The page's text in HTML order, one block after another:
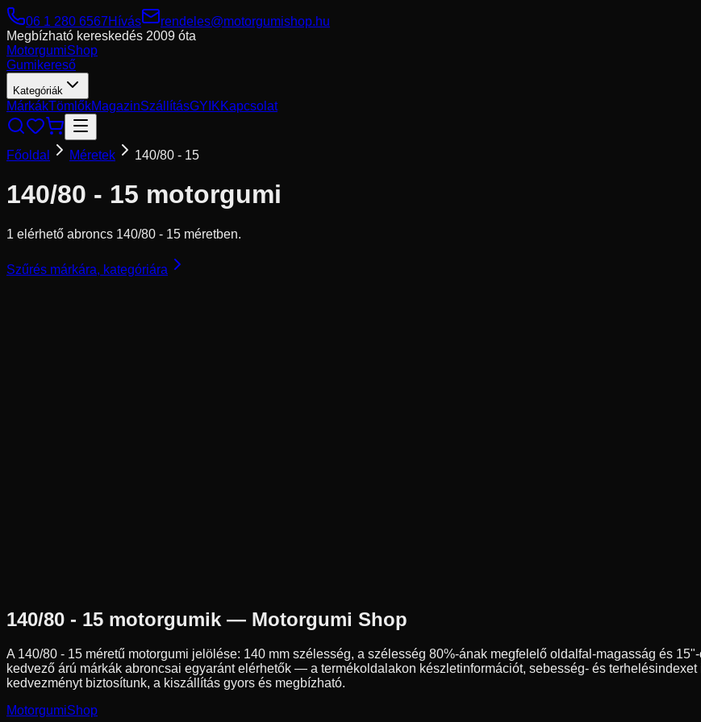
06 1 280 6567Hívás
rendeles@motorgumishop.hu
Megbízható kereskedés 2009 óta
MotorgumiShop
Gumikereső
Kategóriák
MárkákTömlőkMagazinSzállításGYIKKapcsolat
Főoldal Méretek 140/80 - 15
140/80 - 15 motorgumi
1 elérhető abroncs 140/80 - 15 méretben.
Szűrés márkára, kategóriára
140/80 - 15 motorgumik — Motorgumi Shop
A 140/80 - 15 méretű motorgumi jelölése: 140 mm szélesség, a szélesség 80%-ának megfelelő oldalfal-magasság és 15
kedvező árú márkák abroncsai egyaránt elérhetők — a termékoldalakon készletinformációt, sebesség- és
kedvezményt biztosítunk, a kiszállítás gyors és megbízható.
MotorgumiShop